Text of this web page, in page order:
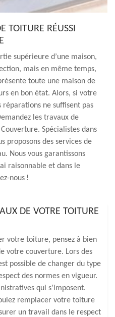
TOITURE RÉUSSI
supérieure d’une maison,
mais en même temps,
toute une maison de
en bon état. Alors, si votre
réparations ne suffisent pas
les travaux de
Spécialistes dans
proposons des services de
Nous vous garantissons
raisonnable et dans le
nous !
DE VOTRE TOITURE
votre toiture, pensez à bien
votre couverture. Lors des
possible de changer du type
des normes en vigueur.
qui s’imposent.
remplacer votre toiture
un travail dans le respect